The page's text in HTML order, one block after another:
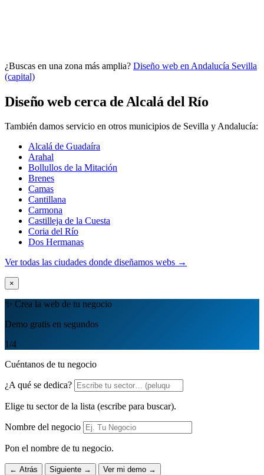
Quiero mi panel
¿Buscas en una zona más amplia? Diseño web en Andalucía Sevilla
(capital)
Diseño web cerca de Alcalá del Río
También damos servicio en otros municipios de Sevilla y Andalucía:
Alcalá de Guadaíra
Arahal
Bollullos de la Mitación
Brenes
Camas
Cantillana
Carmona
Castilleja de la Cuesta
Coria del Río
Dos Hermanas
Ver todas las ciudades donde diseñamos webs →
×
✨ Crea la web de tu negocio
Demo gratis en segundos
1/4
Cuéntanos de tu negocio
¿A qué se dedica?
Elige tu sector de la lista (escribe para buscar).
Nombre del negocio
Pon el nombre de tu negocio.
← Atrás Siguiente → Ver mi demo →